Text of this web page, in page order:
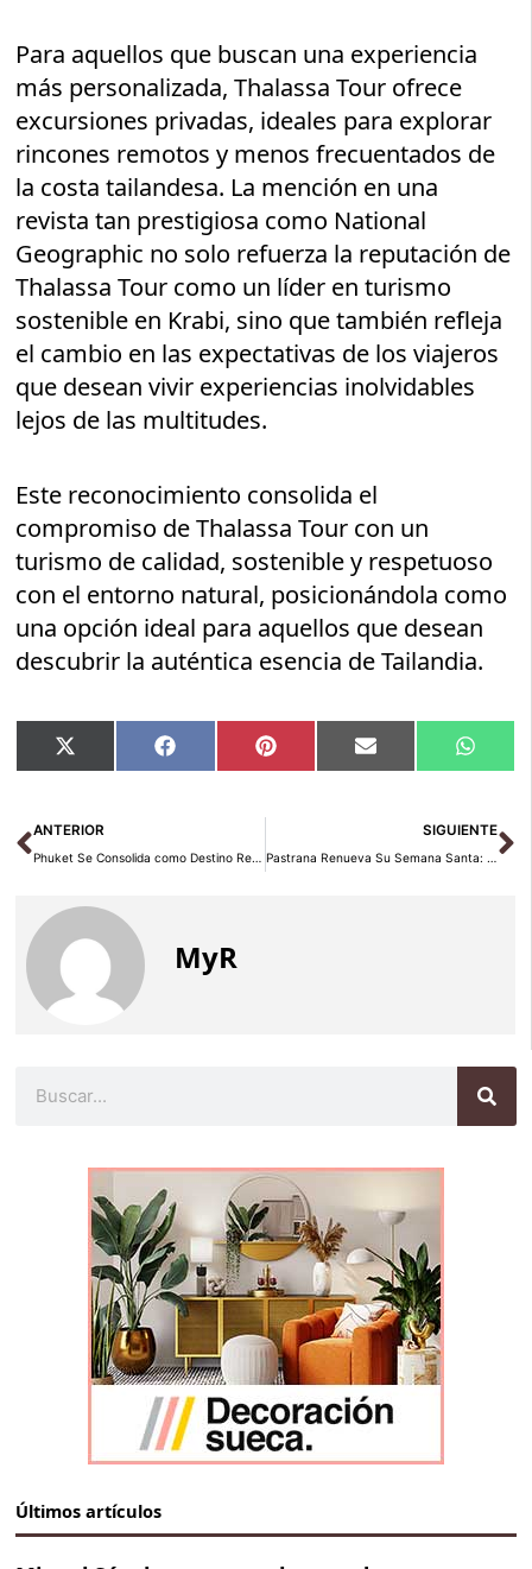
Para aquellos que buscan una experiencia
más personalizada, Thalassa Tour ofrece
excursiones privadas, ideales para explorar
rincones remotos y menos frecuentados de
la costa tailandesa. La mención en una
revista tan prestigiosa como National
Geographic no solo refuerza la reputación de
Thalassa Tour como un líder en turismo
sostenible en Krabi, sino que también refleja
el cambio en las expectativas de los viajeros
que desean vivir experiencias inolvidables
lejos de las multitudes.
Este reconocimiento consolida el
compromiso de Thalassa Tour con un
turismo de calidad, sostenible y respetuoso
con el entorno natural, posicionándola como
una opción ideal para aquellos que desean
descubrir la auténtica esencia de Tailandia.
Compartir
en
X
(Twitter)
Compartir
en
Facebook Compartir
en
Pinterest Compartir
en
Email
en
Ant
ANTERIOR
Phuket Se Consolida como Destino Residencial Internacional Seguro para Familias de Todo el Mundo
SIGUIENTE
Pastrana Renueva Su Semana Santa: Tradición, Devoción y Reflejo de Recogimiento
MyR
Últimos artículos